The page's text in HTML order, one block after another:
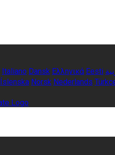
Italiano Dansk Ελληνικά Eesti
Íslenska Norsk Nederlands